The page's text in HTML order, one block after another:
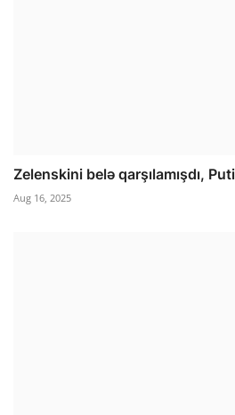
Zelenskini belə qarşılamışdı,
Aug 16, 2025